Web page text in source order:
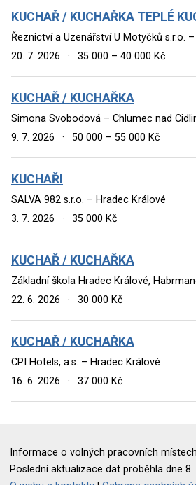
KUCHAŘ / KUCHAŘKA TEPLÉ
Řeznictví a Uzenářství U Motyčků s.r.o.
20. 7. 2026
· 35 000 – 40 000 Kč
KUCHAŘ / KUCHAŘKA
Simona Svobodová – Chlumec nad
9. 7. 2026
· 50 000 – 55 000 Kč
KUCHAŘI
SALVA 982 s.r.o. – Hradec Králové
3. 7. 2026
· 35 000 Kč
KUCHAŘ / KUCHAŘKA
Základní škola Hradec Králové,
22. 6. 2026
· 30 000 Kč
KUCHAŘ / KUCHAŘKA
CPI Hotels, a.s. – Hradec Králové
16. 6. 2026
· 37 000 Kč
Informace o volných pracovních
Poslední aktualizace dat proběhla dne 8.